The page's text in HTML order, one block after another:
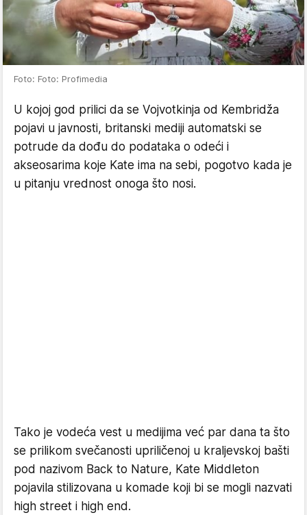
Foto: Foto: Profimedia
U kojoj god prilici da se Vojvotkinja od Kembridža
pojavi u javnosti, britanski mediji automatski se
potrude da dođu do podataka o odeći i
akseosarima koje Kate ima na sebi, pogotvo kada je
u pitanju vrednost onoga što nosi.
Tako je vodeća vest u medijima već par dana ta što
se prilikom svečanosti upriličenoj u kraljevskoj bašti
pod nazivom Back to Nature, Kate Middleton
pojavila stilizovana u komade koji bi se mogli nazvati
high street i high end.